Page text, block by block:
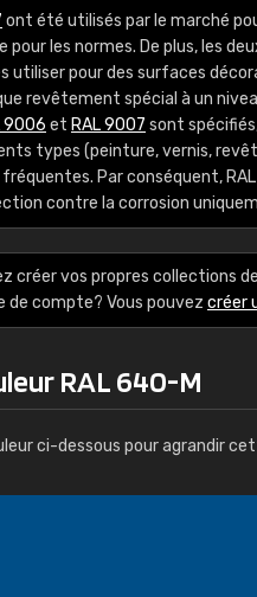
ont été utilisés par le marché
les normes. De plus, les
utiliser pour des surfaces
revêtement spécial à un
9006 et RAL 9007 sont
types (peinture, vernis,
Par conséquent,
contre la corrosion
créer vos propres collections
de compte? Vous pouvez créer
RAL 640-M
ci-dessous pour agrandir